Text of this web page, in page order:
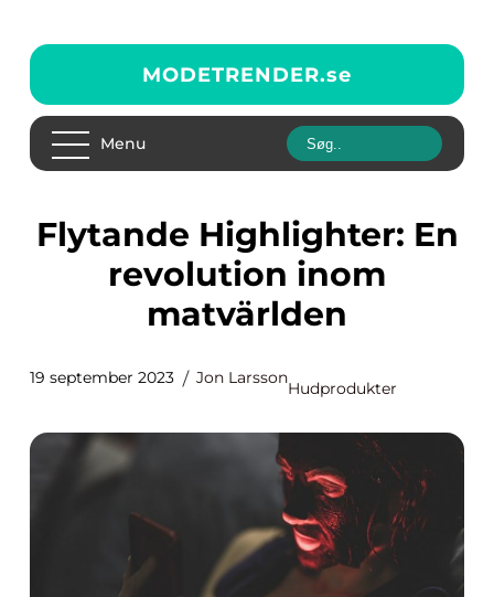
MODETRENDER.se
Menu
Flytande Highlighter: En
revolution inom
matvärlden
19 september 2023 Jon Larsson
Hudprodukter